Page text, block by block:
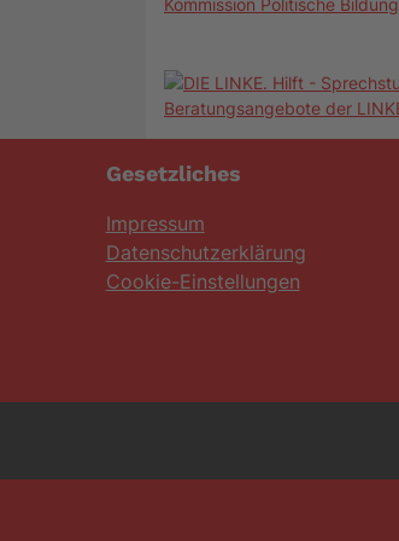
Kommission Politische Bildung
Gesetzliches
Impressum
Datenschutzerklärung
Cookie-Einstellungen